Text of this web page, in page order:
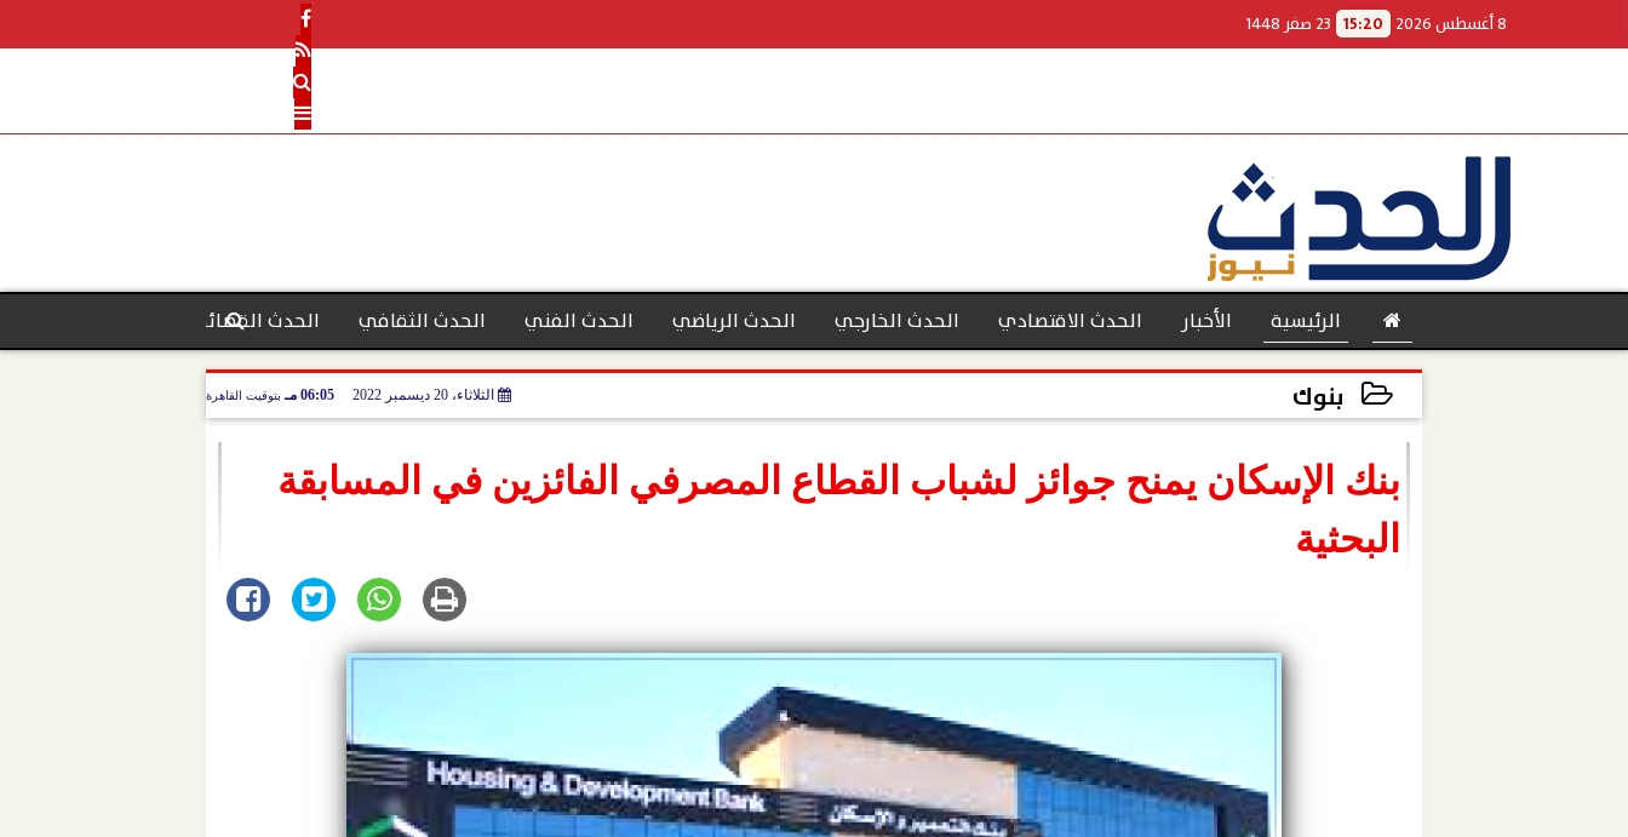
8 أغسطس 2026 15:20 23 صفر 1448
الرئيسية الأخبار الحدث الاقتصادي الحدث الخارجي الحدث الرياضي الحدث الفني الحدث الثقافي الحدث القضائي
بنوك الثلاثاء، 20 ديسمبر 2022 06:05 مـ بتوقيت القاهرة
بنك الإسكان يمنح جوائز لشباب القطاع المصرفي الفائزين في المسابقة
البحثية